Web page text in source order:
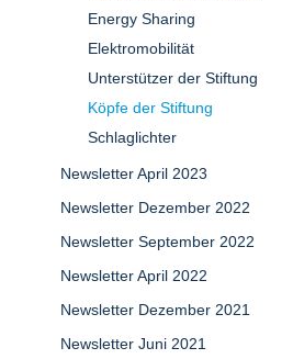
Energy Sharing
Elektromobilität
Unterstützer der Stiftung
Köpfe der Stiftung
Schlaglichter
Newsletter April 2023
Newsletter Dezember 2022
Newsletter September 2022
Newsletter April 2022
Newsletter Dezember 2021
Newsletter Juni 2021